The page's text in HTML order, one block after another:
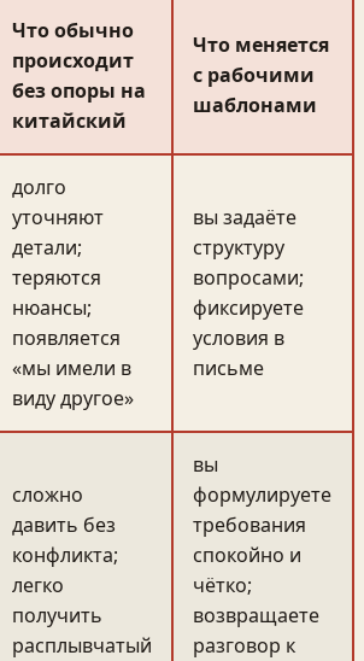
Что обычно
происходит
без опоры на
китайский
Что меняется
с рабочими
шаблонами
долго
уточняют
детали;
теряются
нюансы;
появляется
«мы имели в
виду другое»
вы задаёте
структуру
вопросами;
фиксируете
условия в
письме
сложно
давить без
конфликта;
легко
получить
расплывчатый
вы
формулируете
требования
спокойно и
чётко;
возвращаете
разговор к